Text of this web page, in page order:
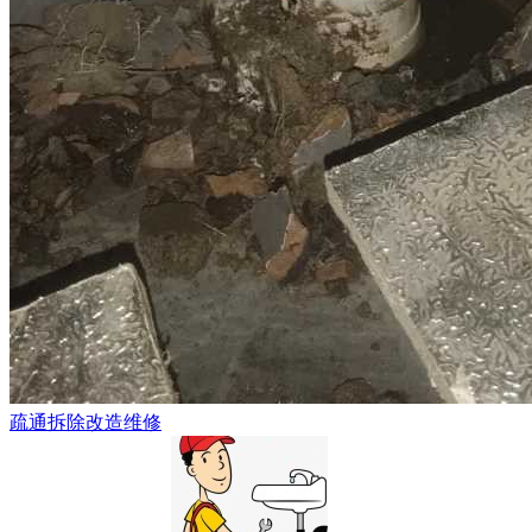
疏通拆除改造维修